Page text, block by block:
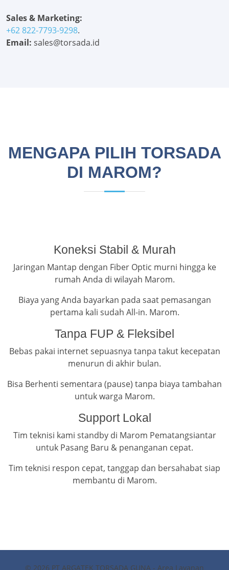
Sales & Marketing:
+62 822-7793-9298.
Email: sales@torsada.id
MENGAPA PILIH TORSADA
DI MAROM?
Koneksi Stabil & Murah
Jaringan Mantap dengan Fiber Optic murni hingga ke
rumah Anda di wilayah Marom.
Biaya yang Anda bayarkan pada saat pemasangan
pertama kali sudah All-in. Marom.
Tanpa FUP & Fleksibel
Bebas pakai internet sepuasnya tanpa takut kecepatan
menurun di akhir bulan.
Bisa Berhenti sementara (pause) tanpa biaya tambahan
untuk warga Marom.
Support Lokal
Tim teknisi kami standby di Marom Pematangsiantar
untuk Pasang Baru & penanganan cepat.
Tim teknisi respon cepat, tanggap dan bersahabat siap
membantu di Marom.
© 2026 PT ARGATEK TORSADA GUNA - Area Layanan